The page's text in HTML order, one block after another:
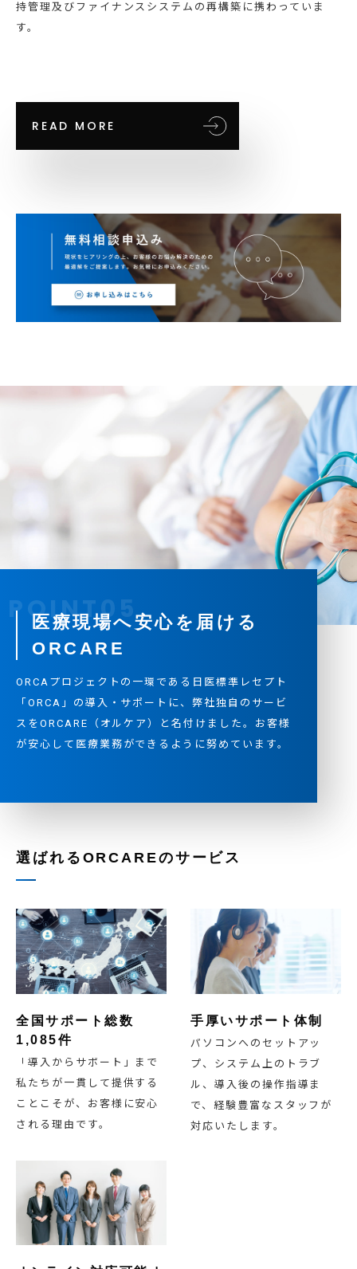
持管理及びファイナンスシステムの再構築に携わっていま
す。
READ MORE
医療現場へ安心を届ける
ORCARE
ORCAプロジェクトの一環である日医標準レセプト
「ORCA」の導入・サポートに、弊社独自のサービ
スをORCARE（オルケア）と名付けました。お客様
が安心して医療業務ができるように努めています。
選ばれるORCAREのサービス
全国サポート総数
1,085件
「導入からサポート」まで
私たちが一貫して提供する
ことこそが、お客様に安心
される理由です。
手厚いサポート体制
パソコンへのセットアッ
プ、システム上のトラブ
ル、導入後の操作指導ま
で、経験豊富なスタッフが
対応いたします。